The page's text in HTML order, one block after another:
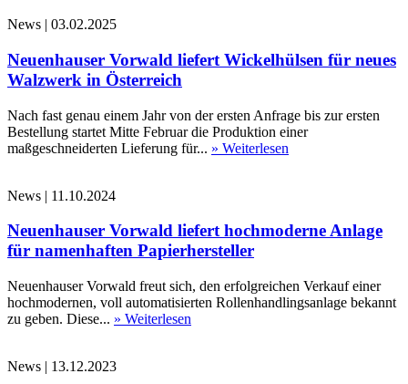
News | 03.02.2025
Neuenhauser Vorwald liefert Wickelhülsen für neues
Walzwerk in Österreich
Nach fast genau einem Jahr von der ersten Anfrage bis zur ersten
Bestellung startet Mitte Februar die Produktion einer
maßgeschneiderten Lieferung für... » Weiterlesen
News | 11.10.2024
Neuenhauser Vorwald liefert hochmoderne Anlage
für namenhaften Papierhersteller
Neuenhauser Vorwald freut sich, den erfolgreichen Verkauf einer
hochmodernen, voll automatisierten Rollenhandlingsanlage bekannt
zu geben. Diese... » Weiterlesen
News | 13.12.2023